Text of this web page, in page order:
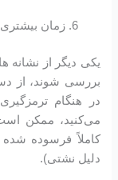
زمان بیشتری
یکی دیگر از نشانه
بررسی شوند، از دست
در هنگام
می‌کنید، ممکن است
کاملاً فرسوده شده
دلیل نشتی).